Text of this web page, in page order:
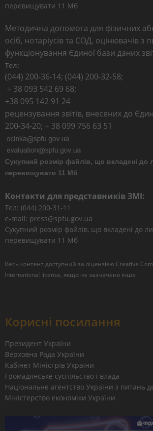
перевищувати 11 Мб
Методична допомога для фізичних
осіб, нотаріусів та СОД, оцінювачів з
функціонування Єдиної бази даних
Тел:
(044) 200-36-14; (044) 200-32-58;
+ 38 093 542 69 68;
+38 095 142 91 24
рецензування звітів, внесених до
200-34-20; + 38 099 756 63 51
Сукупний розмір файлів, що вкладені до
перевищувати 11 Мб
Контакти для представників
Тел: (044) 200-31-11
e-mail: press@spfu.gov.ua
Сукупний розмір файлів, що вкладені до
перевищувати 11 Мб
Весь контент доступний за ліцензією Creative
International license, якщо не зазначено інше
Корисні посилання
Президент України
Верховна Рада України
Кабінет Міністрів України
Громадянське суспільство і влада
Національне агентство України з питань
Міністерство економіки України